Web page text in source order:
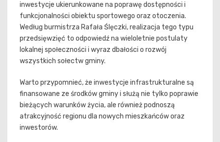
inwestycje ukierunkowane na poprawę dostępności i
funkcjonalności obiektu sportowego oraz otoczenia.
Według burmistrza Rafała Ślęczki, realizacja tego typu
przedsięwzięć to odpowiedź na wieloletnie postulaty
lokalnej społeczności i wyraz dbałości o rozwój
wszystkich sołectw gminy.
Warto przypomnieć, że inwestycje infrastrukturalne są
finansowane ze środków gminy i służą nie tylko poprawie
bieżących warunków życia, ale również podnoszą
atrakcyjność regionu dla nowych mieszkańców oraz
inwestorów.